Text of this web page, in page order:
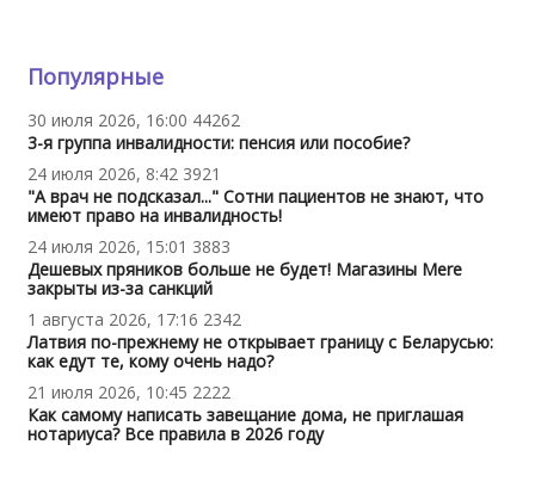
Популярные
30 июля 2026, 16:00 44262
3-я группа инвалидности: пенсия или пособие?
24 июля 2026, 8:42 3921
"А врач не подсказал..." Сотни пациентов не знают, что
имеют право на инвалидность!
24 июля 2026, 15:01 3883
Дешевых пряников больше не будет! Магазины Mere
закрыты из-за санкций
1 августа 2026, 17:16 2342
Латвия по-прежнему не открывает границу с Беларусью:
как едут те, кому очень надо?
21 июля 2026, 10:45 2222
Как самому написать завещание дома, не приглашая
нотариуса? Все правила в 2026 году